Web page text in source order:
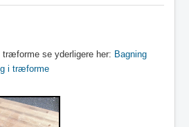
træforme se yderligere her: Bagning
i træforme